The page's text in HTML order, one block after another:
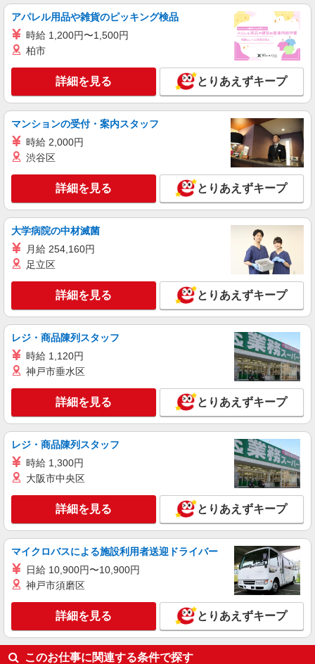
アパレル用品や雑貨のピッキング検品
時給 1,200円〜1,500円
柏市
詳細を見る とりあえずキープ
マンションの受付・案内スタッフ
時給 2,000円
渋谷区
詳細を見る とりあえずキープ
大学病院の中材滅菌
月給 254,160円
足立区
詳細を見る とりあえずキープ
レジ・商品陳列スタッフ
時給 1,120円
神戸市垂水区
詳細を見る とりあえずキープ
レジ・商品陳列スタッフ
時給 1,300円
大阪市中央区
詳細を見る とりあえずキープ
マイクロバスによる施設利用者送迎ドライバー
日給 10,900円〜10,900円
神戸市須磨区
詳細を見る とりあえずキープ
このお仕事に関連する条件で探す